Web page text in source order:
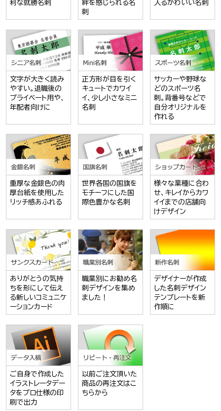
利な就勝名刺
絆を感じられる名
刺
入るかわいい名刺
文字が大きく読み
やすい。退職後の
プライベート用や、
年配者向けに
正方形が目を引く
キュートでカワイ
イ、少し小さなミニ
名刺
サッカーや野球な
どのスポーツ名
刺。背番号などで
自分オリジナルを
作れる
重厚な金銀色の肉
厚台紙を使用した
リッチ感あふれる
世界各国の国旗を
モチーフにした国
際色豊かな名刺
様々な業種に合わ
せ、キレイからカワ
イイまでの店舗向
けデザイン
ありがとうの気持
ちを形にして伝え
る新しいコミュニケ
ーションカード
職業別にお勧め名
刺デザインを集め
ました！
デザイナーが作成
した名刺デザイン
テンプレートを新
作順に
ご自身で作成した
イラストレータデー
タをプロ仕様の印
刷で出力
以前ご注文頂いた
商品の再注文はこ
ちらから